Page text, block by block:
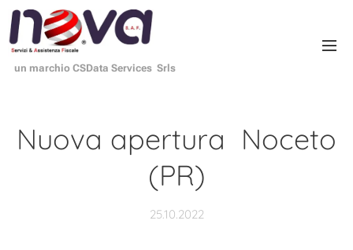
un marchio CSData Services Srls
Nuova apertura Noceto
(PR)
25.10.2022